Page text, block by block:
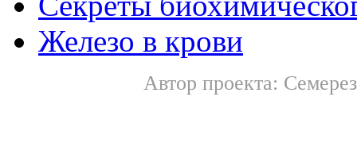
Железо в крови
Автор проекта: